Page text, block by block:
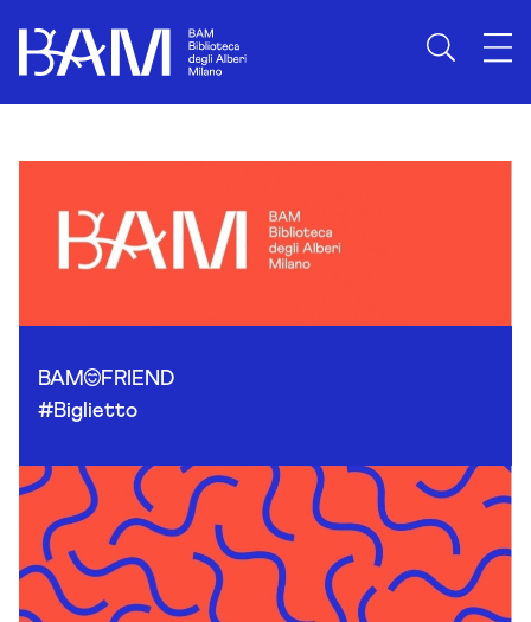
BAM
FRIEND
#Biglietto